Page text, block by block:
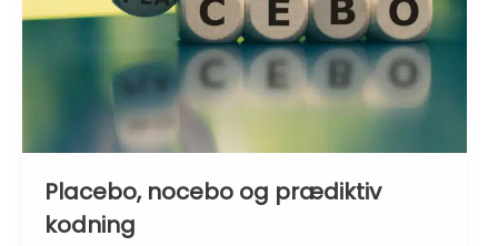
Placebo, nocebo og prædiktiv
kodning